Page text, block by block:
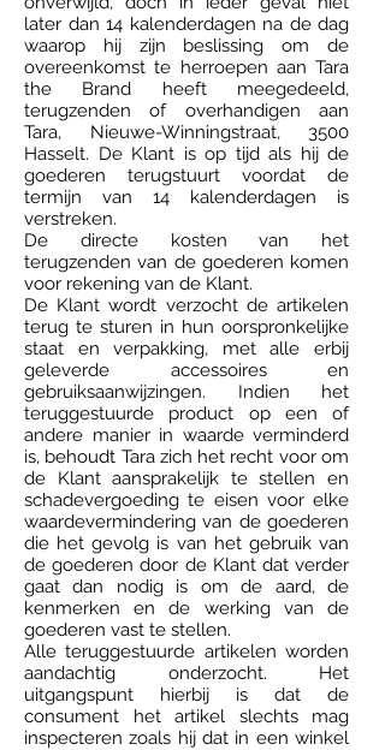
later dan 14 kalenderdagen na de dag
waarop hij zijn beslissing om de
overeenkomst te herroepen aan Tara
the Brand heeft meegedeeld,
terugzenden of overhandigen aan
Tara, Nieuwe-Winningstraat, 3500
Hasselt. De Klant is op tijd als hij de
goederen terugstuurt voordat de
termijn van 14 kalenderdagen is
verstreken.
De directe kosten van het
terugzenden van de goederen komen
voor rekening van de Klant.
De Klant wordt verzocht de artikelen
terug te sturen in hun oorspronkelijke
staat en verpakking, met alle erbij
geleverde accessoires en
gebruiksaanwijzingen. Indien het
teruggestuurde product op een of
andere manier in waarde verminderd
is, behoudt Tara zich het recht voor om
de Klant aansprakelijk te stellen en
schadevergoeding te eisen voor elke
waardevermindering van de goederen
die het gevolg is van het gebruik van
de goederen door de Klant dat verder
gaat dan nodig is om de aard, de
kenmerken en de werking van de
goederen vast te stellen.
Alle teruggestuurde artikelen worden
aandachtig onderzocht. Het
uitgangspunt hierbij is dat de
consument het artikel slechts mag
inspecteren zoals hij dat in een winkel